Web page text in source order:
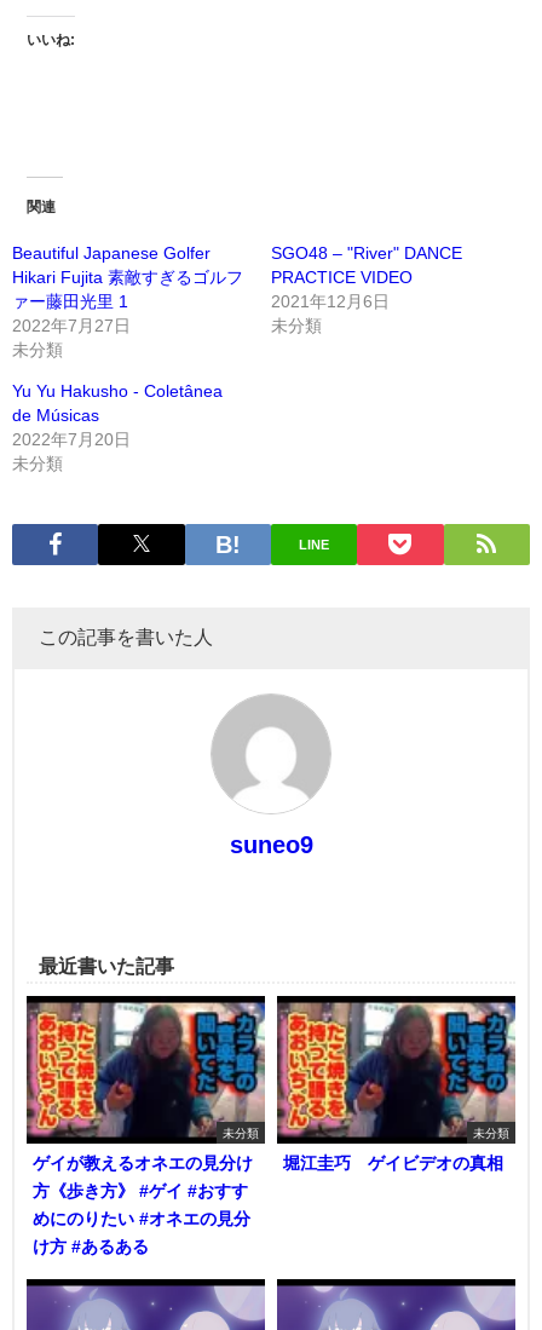
いいね:
関連
Beautiful Japanese Golfer
Hikari Fujita 素敵すぎるゴルフ
ァー藤田光里 1
2022年7月27日
未分類
SGO48 – "River" DANCE
PRACTICE VIDEO
2021年12月6日
未分類
Yu Yu Hakusho - Coletânea
de Músicas
2022年7月20日
未分類
LINE
この記事を書いた人
suneo9
最近書いた記事
未分類
ゲイが教えるオネエの見分け
方《歩き方》 #ゲイ #おすす
めにのりたい #オネエの見分
け方 #あるある
未分類
堀江圭巧 ゲイビデオの真相